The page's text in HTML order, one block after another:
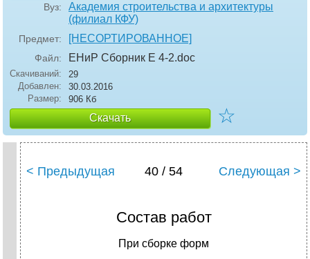
Вуз:
Академия строительства и архитектуры
(филиал КФУ)
Предмет: [НЕСОРТИРОВАННОЕ]
Файл: ЕНиР Сборник Е 4-2.doc
Скачиваний:
29
Добавлен:
30.03.2016
Размер:
906 Кб
Скачать ☆
< Предыдущая 40 / 54 Следующая >
Состав работ
При сборке форм